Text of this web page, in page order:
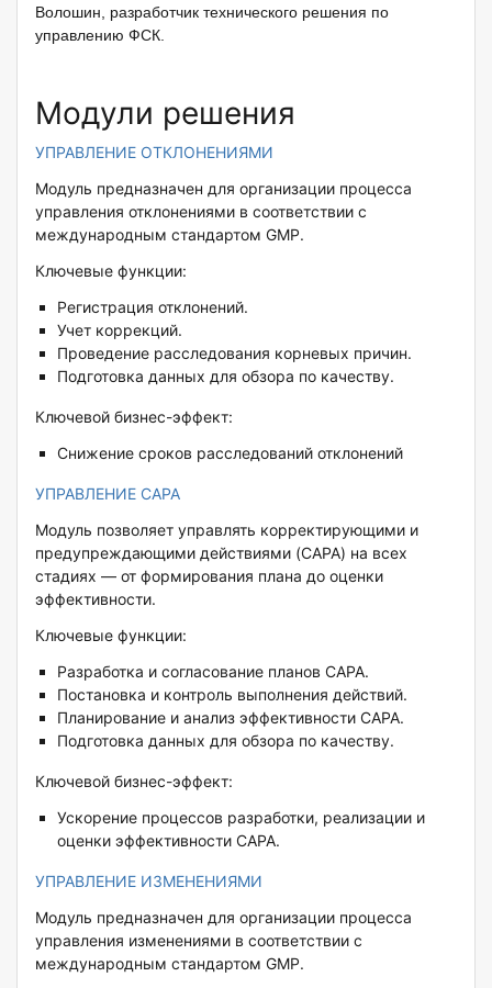
Волошин, разработчик технического решения по
управлению ФСК.
Модули решения
УПРАВЛЕНИЕ ОТКЛОНЕНИЯМИ
Модуль предназначен для организации процесса
управления отклонениями в соответствии с
международным стандартом GMP.
Ключевые функции:
Регистрация отклонений.
Учет коррекций.
Проведение расследования корневых причин.
Подготовка данных для обзора по качеству.
Ключевой бизнес-эффект:
Снижение сроков расследований отклонений
УПРАВЛЕНИЕ CAPA
Модуль позволяет управлять корректирующими и
предупреждающими действиями (CAPA) на всех
стадиях — от формирования плана до оценки
эффективности.
Ключевые функции:
Разработка и согласование планов CAPA.
Постановка и контроль выполнения действий.
Планирование и анализ эффективности CAPA.
Подготовка данных для обзора по качеству.
Ключевой бизнес-эффект:
Ускорение процессов разработки, реализации и
оценки эффективности CAPA.
УПРАВЛЕНИЕ ИЗМЕНЕНИЯМИ
Модуль предназначен для организации процесса
управления изменениями в соответствии с
международным стандартом GMP.